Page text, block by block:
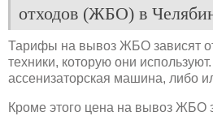
отходов (ЖБО) в
Тарифы на вывоз ЖБО зависят
техники, которую они
ассенизаторская машина, либо
Кроме этого цена на вывоз ЖБО